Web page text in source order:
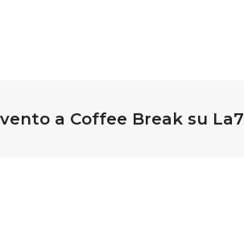
a Coffee Break su La7